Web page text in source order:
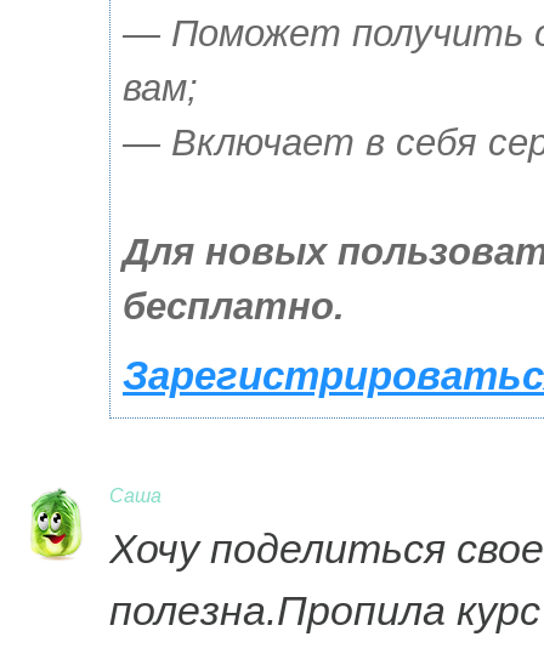
— Поможет получить
вам;
— Включает в себя
Для новых
бесплатно.
Саша
Хочу поделиться
полезна.Пропила